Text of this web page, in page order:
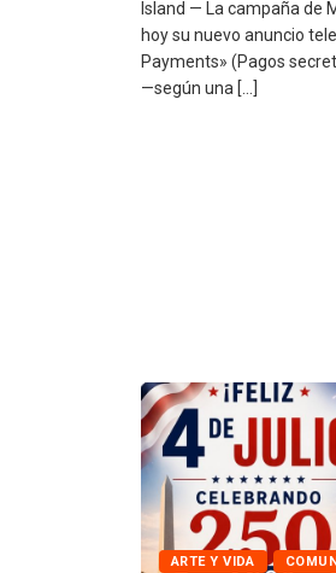
Island — La campaña de
hoy su nuevo anuncio
Payments» (Pagos
—según una […]
ARTE Y VIDA